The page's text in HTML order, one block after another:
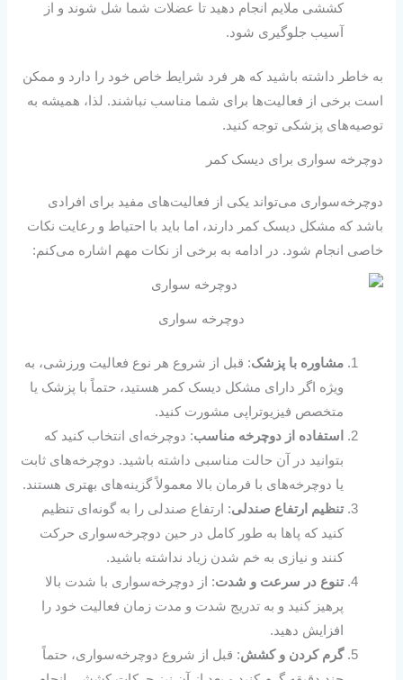
کششی ملایم انجام دهید تا عضلات شما شل شوند و از
آسیب جلوگیری شود.
به خاطر داشته باشید که هر فرد شرایط خاص خود را دارد و ممکن
است برخی از فعالیت‌ها برای شما مناسب نباشند. لذا، همیشه به
توصیه‌های پزشکی توجه کنید.
دوچرخه سواری برای دیسک کمر
دوچرخه‌سواری می‌تواند یکی از فعالیت‌های مفید برای افرادی
باشد که مشکل دیسک کمر دارند، اما باید با احتیاط و رعایت نکات
خاصی انجام شود. در ادامه به برخی از نکات مهم اشاره می‌کنم:
دوچرخه سواری
مشاوره با پزشک: قبل از شروع هر نوع فعالیت ورزشی، به
ویژه اگر دارای مشکل دیسک کمر هستید، حتماً با پزشک یا
متخصص فیزیوتراپی مشورت کنید.
استفاده از دوچرخه مناسب: دوچرخه‌ای انتخاب کنید که
بتوانید در آن حالت مناسبی داشته باشید. دوچرخه‌های ثابت
یا دوچرخه‌های با فرمان بالا معمولاً گزینه‌های بهتری هستند.
تنظیم ارتفاع صندلی: ارتفاع صندلی را به گونه‌ای تنظیم
کنید که پاها به طور کامل در حین دوچرخه‌سواری حرکت
کنند و نیازی به خم شدن زیاد نداشته باشید.
تنوع در سرعت و شدت: از دوچرخه‌سواری با شدت بالا
پرهیز کنید و به تدریج شدت و مدت زمان فعالیت خود را
افزایش دهید.
گرم کردن و کشش: قبل از شروع دوچرخه‌سواری، حتماً